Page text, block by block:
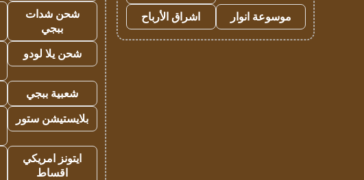
موسوعة انوار
اشراق الأرباح
شحن شدات
ببجي
شحن يلا لودو
شعبية ببجي
بلايستيشن ستور
ايتونز امريكي
اقساط